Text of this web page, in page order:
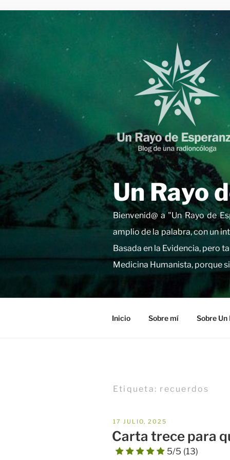
Un Rayo
Bienvenid@ a "Un Rayo de
amplio de la palabra, con un
Basada en la Evidencia, pero
Medicina Humanista, porque
Inicio Sobre mí Sobre Un
Etiqueta: recuerdos
PUBLICADO
EL
17 JULIO, 2025
Carta trece para
5/5 (13)